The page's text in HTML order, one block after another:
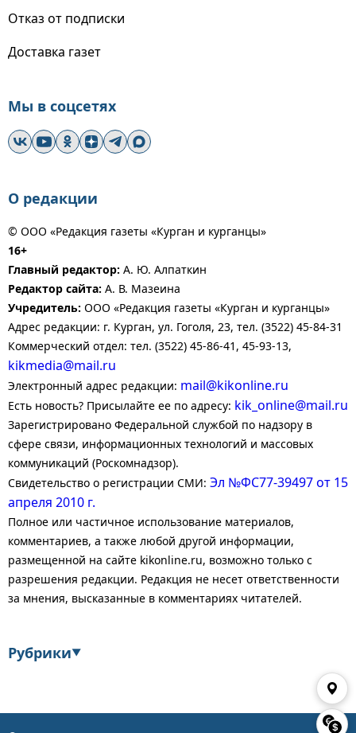
Отказ от подписки
Доставка газет
Мы в соцсетях
О редакции
© ООО «Редакция газеты «Курган и курганцы»
16+
Главный редактор: А. Ю. Алпаткин
Редактор сайта: А. В. Мазеина
Учредитель: ООО «Редакция газеты «Курган и курганцы»
Адрес редакции: г. Курган, ул. Гоголя, 23, тел. (3522) 45-84-31
Коммерческий отдел: тел. (3522) 45-86-41, 45-93-13,
kikmedia@mail.ru
Электронный адрес редакции: mail@kikonline.ru
Есть новость? Присылайте ее по адресу: kik_online@mail.ru
Зарегистрировано Федеральной службой по надзору в
сфере связи, информационных технологий и массовых
коммуникаций (Роскомнадзор).
Свидетельство о регистрации СМИ: Эл №ФС77-39497 от 15
апреля 2010 г.
Полное или частичное использование материалов,
комментариев, а также любой другой информации,
размещенной на сайте kikonline.ru, возможно только с
разрешения редакции. Редакция не несет ответственности
за мнения, высказанные в комментариях читателей.
Рубрики▼